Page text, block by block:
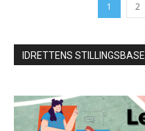
1 2
IDRETTENS STILLINGSBASE